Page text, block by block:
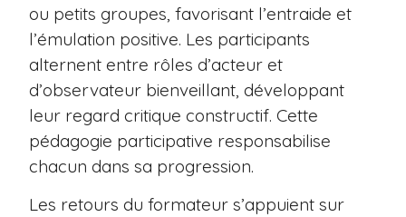
ou petits groupes, favorisant l’entraide et
l’émulation positive. Les participants
alternent entre rôles d’acteur et
d’observateur bienveillant, développant
leur regard critique constructif. Cette
pédagogie participative responsabilise
chacun dans sa progression.
Les retours du formateur s’appuient sur